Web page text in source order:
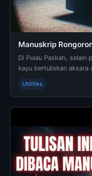
Manuskrip
Di Pulau Paskah, selain
kayu bertuliskan aksara
satu-satunya tulisan asli
Utilities